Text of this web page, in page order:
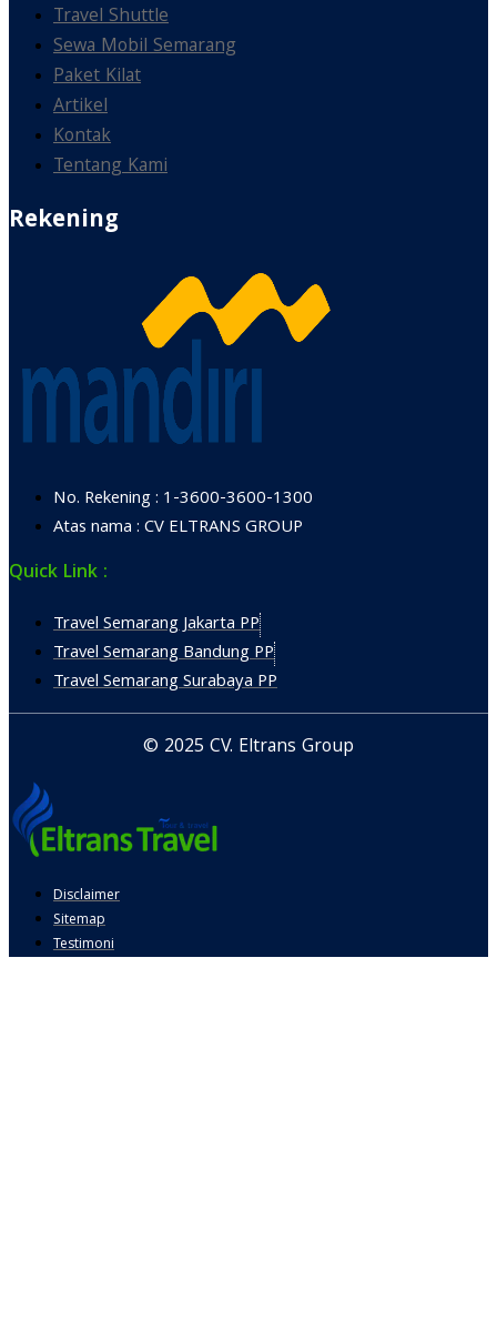
Travel Shuttle
Sewa Mobil Semarang
Paket Kilat
Artikel
Kontak
Tentang Kami
Rekening
No. Rekening : 1-3600-3600-1300
Atas nama : CV ELTRANS GROUP
Quick Link :
Travel Semarang Jakarta PP
Travel Semarang Bandung PP
Travel Semarang Surabaya PP
© 2025 CV. Eltrans Group
Disclaimer
Sitemap
Testimoni